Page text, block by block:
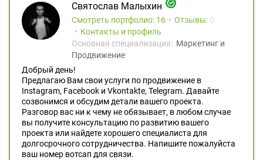
Святослав Малыхин
Смотреть портфолио: 16 Отзывы: 0
Контакты и профиль
Основная специализация: Маркетинг и
Продвижение
Добрый день!
Предлагаю Вам свои услуги по продвижение в
Instagram, Facebook и Vkontakte, Telegram. Давайте
созвонимся и обсудим детали вашего проекта.
Разговор вас ни к чему не обязывает, в любом случае
вы получите консультацию по развитию вашего
проекта или найдете хорошего специалиста для
долгосрочного сотрудничества. Напишите пожалуйста
ваш номер вотсап для связи.